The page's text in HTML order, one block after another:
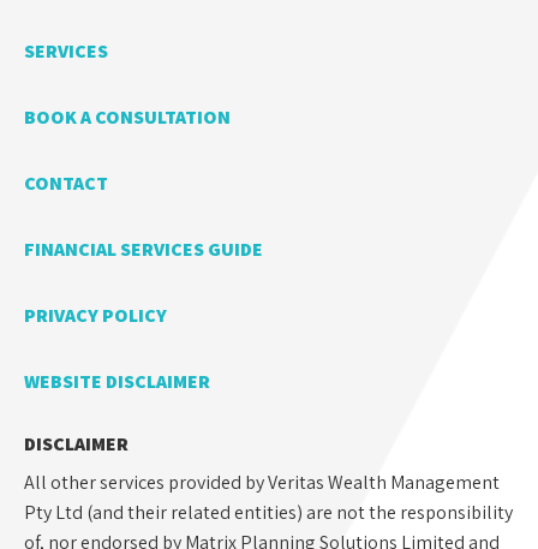
SERVICES
BOOK A CONSULTATION
CONTACT
FINANCIAL SERVICES GUIDE
PRIVACY POLICY
WEBSITE DISCLAIMER
DISCLAIMER
All other services provided by Veritas Wealth Management
Pty Ltd (and their related entities) are not the responsibility
of, nor endorsed by Matrix Planning Solutions Limited and